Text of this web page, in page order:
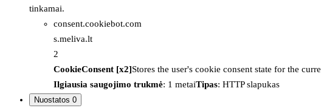
tinkamai.
consent.cookiebot.com
s.meliva.lt
2
CookieConsent [x2]Stores the user's cookie consent state for the
Ilgiausia saugojimo trukmė: 1 metaiTipas: HTTP slapukas
Nuostatos 0